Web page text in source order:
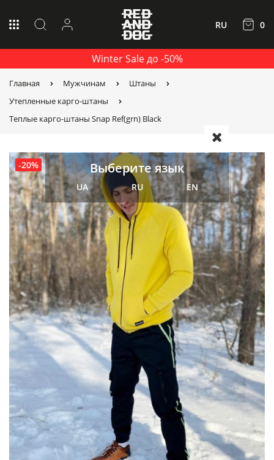
Winter Sale до -50%
RU 0
Главная Мужчинам
Штаны
Утепленные карго-штаны
Теплые карго-штаны Snap Ref(grn) Black
-20% Выберите язык
UA RU EN